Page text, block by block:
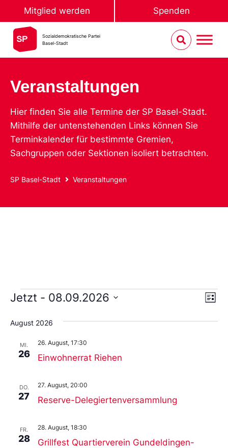
Mitglied werden Spenden
Sozialdemokratische Partei
Basel-Stadt
Veranstaltungen
Hier finden Sie alle Termine der SP Basel-Stadt.
Mithilfe der untenstehenden Links können Sie
Terminkalender für bestimmte Gremien,
Sachgruppen oder Sektionen isoliert betrachten.
SP Basel-Stadt Veranstaltungen
Liste
Jetzt - 08.09.2026
Sie
das
aus.
August 2026
MI.
26 Einwohnerrat Riehen
26. August, 17:30
DO.
27 Reserve-Delegiertenversammlung
27. August, 20:00
FR.
28
Grillfest Quartierverein Gundeldingen-
28. August, 18:30